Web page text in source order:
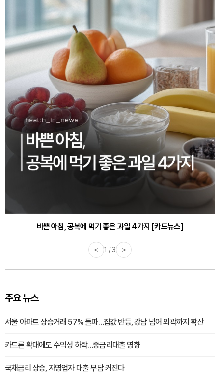
바쁜 아침, 공복에 먹기 좋은 과일 4가지 [카드뉴스]
30대부터 유병률 2배...여자에게 꼭 필요한 검사는? [카드뉴스]
< 1 / 3 >
주요 뉴스
서울 아파트 상승거래 57% 돌파…집값 반등, 강남 넘어 외곽까지 확산
카드론 확대에도 수익성 하락…중금리대출 영향
국채금리 상승, 자영업자 대출 부담 커진다